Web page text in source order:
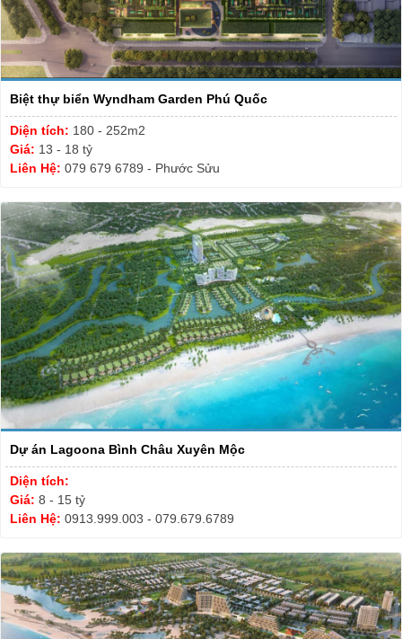
Biệt thự biển Wyndham Garden Phú Quốc
Diện tích: 180 - 252m2
Giá: 13 - 18 tỷ
Liên Hệ: 079 679 6789 - Phước Sửu
Dự án Lagoona Bình Châu Xuyên Mộc
Diện tích:
Giá: 8 - 15 tỷ
Liên Hệ: 0913.999.003 - 079.679.6789